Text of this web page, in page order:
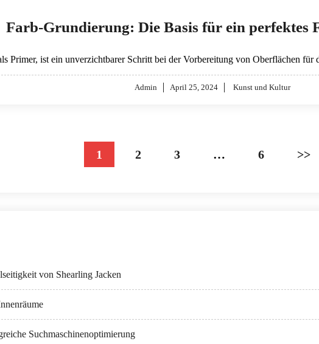
Farb-Grundierung: Die Basis für ein perfektes
Primer, ist ein unverzichtbarer Schritt bei der Vorbereitung von Oberflächen
Admin
Posted
April 25, 2024 Kunst und Kultur
1 2 3 … 6 >>
von Shearling Jacken
Suchmaschinenoptimierung